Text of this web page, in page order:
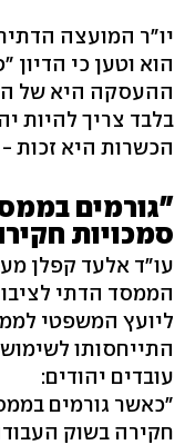
יו"ר המועצה
הוא וטען כי הדיון
ההעסקה היא של
בלבד צריך להיות
הכשרות היא זכות -
"גורמים
סמכויות
עו"ד אלעד קפלן
הממסד הדתי
ליועץ המשפטי
התייחסותו
עובדים יהודים:
"כאשר גורמים
חקירה בשוק